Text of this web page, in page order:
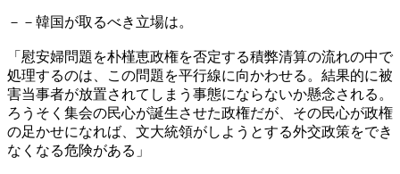
－－韓国が取るべき立場は。
「慰安婦問題を朴槿恵政権を否定する積弊清算の流れの中で
処理するのは、この問題を平行線に向かわせる。結果的に被
害当事者が放置されてしまう事態にならないか懸念される。
ろうそく集会の民心が誕生させた政権だが、その民心が政権
の足かせになれば、文大統領がしようとする外交政策をでき
なくなる危険がある」